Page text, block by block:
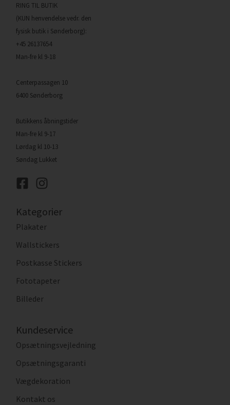
RING TIL BUTIK
(KUN henvendelse vedr. den
fysisk butik i Sønderborg):
+45 26137654
Man-fre kl 9-18
Centerpassagen 10
6400 Sønderborg
Butikkens åbningstider
Man-fre kl 9-17
Lørdag kl 10-13
Søndag Lukket
Kategorier
Plakater
Wallstickers
Postkasse Stickers
Fototapeter
Billeder
Kundeservice
Opsætningsvejledning
Opsætningsgaranti
Vægdekoration
Kontakt os